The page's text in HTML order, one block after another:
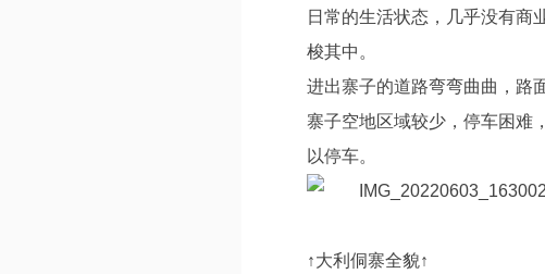
日常的生活状态，几乎没有商
梭其中。
进出寨子的道路弯弯曲曲，路
寨子空地区域较少，停车困难
以停车。
↑大利侗寨全貌↑